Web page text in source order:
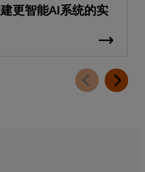
更智能AI系统的实